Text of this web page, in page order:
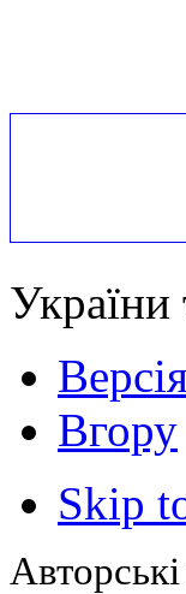
України
Вгору
Skip